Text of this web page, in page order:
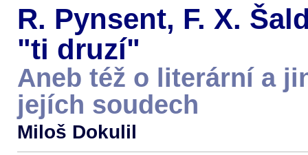
R. Pynsent, F. X.
"ti druzí"
Aneb též o literární a
jejích soudech
Miloš Dokulil